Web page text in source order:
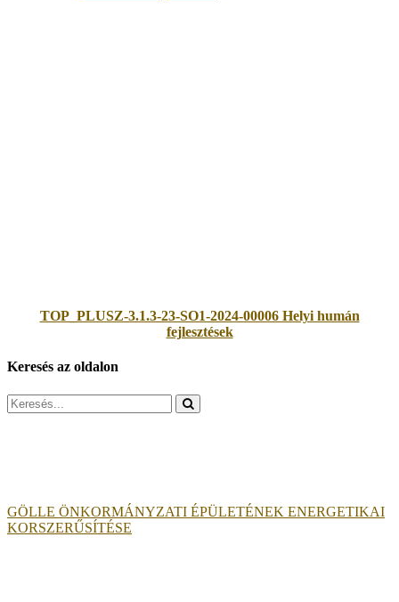
TOP_PLUSZ-3.1.3-23-SO1-2024-00006 Helyi humán
fejlesztések
Keresés az oldalon
Search
for:
GÖLLE ÖNKORMÁNYZATI ÉPÜLETÉNEK ENERGETIKAI
KORSZERŰSÍTÉSE